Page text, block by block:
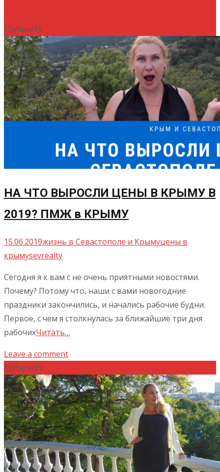
15Июн/19
НА ЧТО ВЫРОСЛИ ЦЕНЫ В КРЫМУ В
2019? ПМЖ в КРЫМУ
15.06.2019жизнь в Севастополе и Крымуцены в
крымуsevrealty
Сегодня я к вам с не очень приятными новостями.
Почему? Потому что, наши с вами новогодние
праздники закончились, и начались рабочие будни.
Первое, с чем я столкнулась за ближайшие три дня
рабочихЧитать…
Leave a comment
15Июн/19